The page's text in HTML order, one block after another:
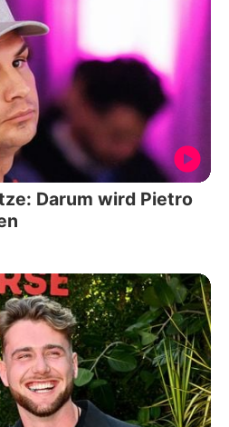
Darum wird Pietro